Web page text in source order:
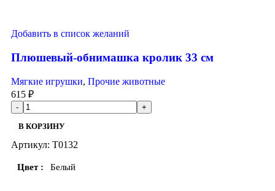
Добавить в список желаний
Плюшевый-обнимашка кролик 33 см
Мягкие игрушки, Прочие животные
615 ₽
В КОРЗИНУ
Артикул: T0132
Цвет Белый